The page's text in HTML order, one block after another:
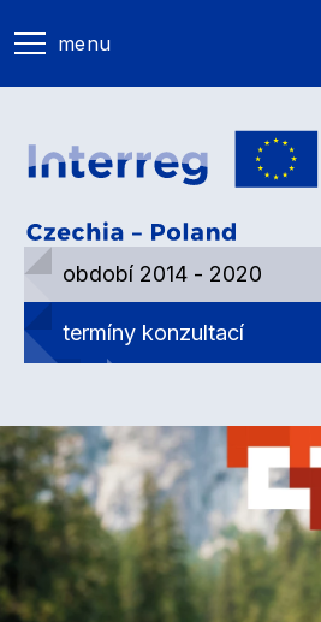
menu
období 2014 - 2020
termíny konzultací